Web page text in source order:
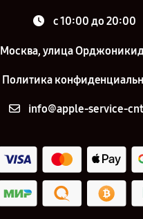
с 10:00 до 20:00
Москва, улица
Политика
info@apple-service-